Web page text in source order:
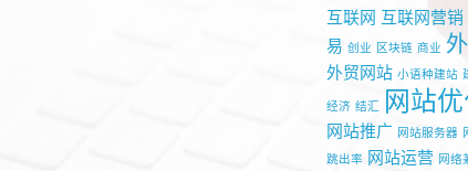
互联网 互联网营销
易 创业 区块链 商业
外贸网站 小语种建站
经济 结汇 网站
网站推广 网站服务器
跳出率 网站运营 网络